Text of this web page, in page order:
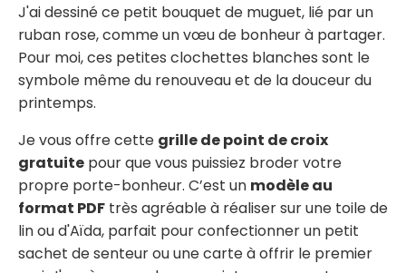
J'ai dessiné ce petit bouquet de muguet, lié par un
ruban rose, comme un vœu de bonheur à partager.
Pour moi, ces petites clochettes blanches sont le
symbole même du renouveau et de la douceur du
printemps.
Je vous offre cette grille de point de croix
gratuite pour que vous puissiez broder votre
propre porte-bonheur. C’est un modèle au
format PDF très agréable à réaliser sur une toile de
lin ou d'Aïda, parfait pour confectionner un petit
sachet de senteur ou une carte à offrir le premier